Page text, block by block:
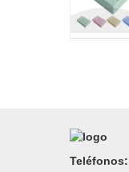
Teléfonos: